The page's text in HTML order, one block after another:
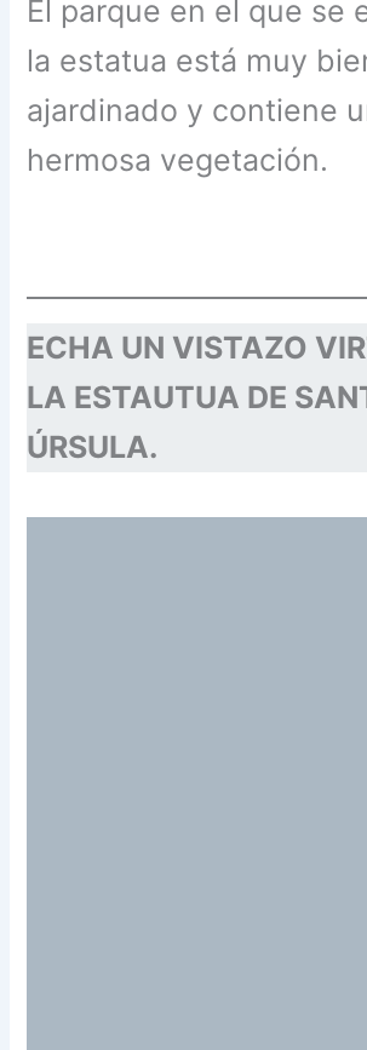
El parque en el que se
la estatua está muy
ajardinado y contiene
hermosa vegetación.
ECHA UN VISTAZO
LA ESTAUTUA DE
ÚRSULA.